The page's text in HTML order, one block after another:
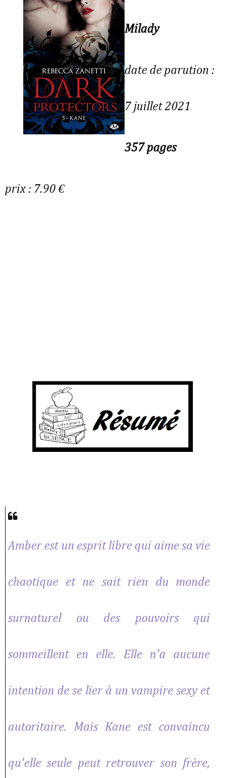
Milady
date de parution :
7 juillet 2021
357 pages
prix : 7.90 €
Amber est un esprit libre qui aime sa vie
chaotique et ne sait rien du monde
surnaturel ou des pouvoirs qui
sommeillent en elle. Elle n'a aucune
intention de se lier à un vampire sexy et
autoritaire. Mais Kane est convaincu
qu'elle seule peut retrouver son frère,